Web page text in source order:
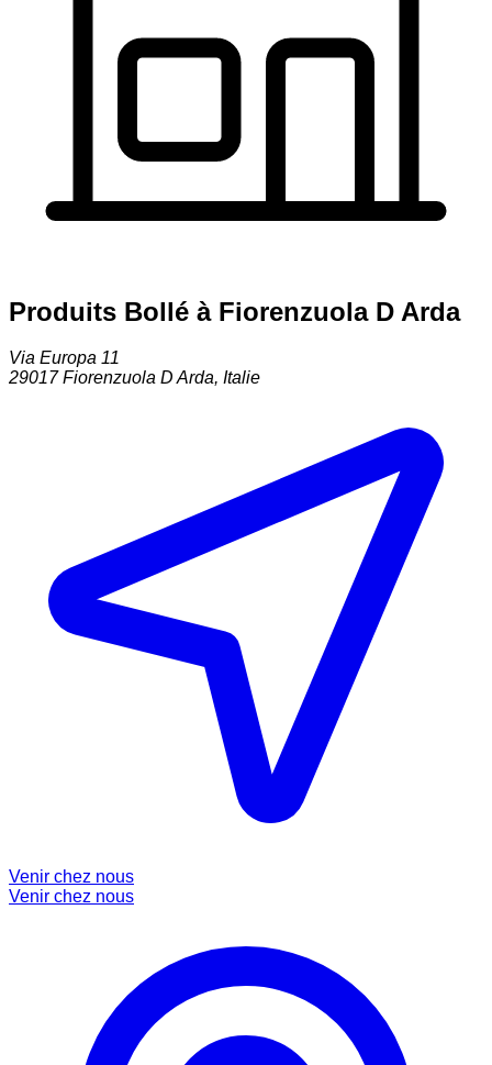
Produits Bollé à Fiorenzuola D Arda
Via Europa 11
29017 Fiorenzuola D Arda, Italie
Venir chez nous
Venir chez nous